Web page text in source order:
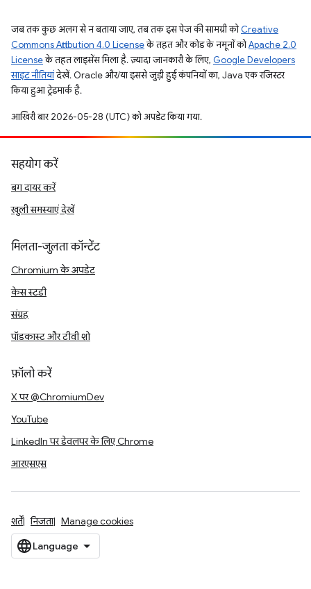
जब तक कुछ अलग से न बताया जाए, तब तक इस पेज की सामग्री कोCreative
Commons Attribution 4.0 Licenseके तहत और कोड के नमूनों कोApache 2.0
Licenseके तहत लाइसेंस मिला है. ज़्यादा जानकारी के लिए, Google Developers
साइट नीतियांदेखें. Oracle और/या इससे जुड़ी हुई कंपनियों का, Java एक रजिस्टर
किया हुआ ट्रेडमार्क है.
आखिरी बार 2026-05-28 (UTC) को अपडेट किया गया.
सहयोग करें
बग दायर करें
खुली समस्याएं देखें
मिलता-जुलता कॉन्टेंट
Chromium के अपडेट
केस स्टडी
संग्रह
पॉडकास्ट और टीवी शो
फ़ॉलो करें
X पर @ChromiumDev
YouTube
LinkedIn पर डेवलपर के लिए Chrome
आरएसएस
शर्तें निजता Manage cookies